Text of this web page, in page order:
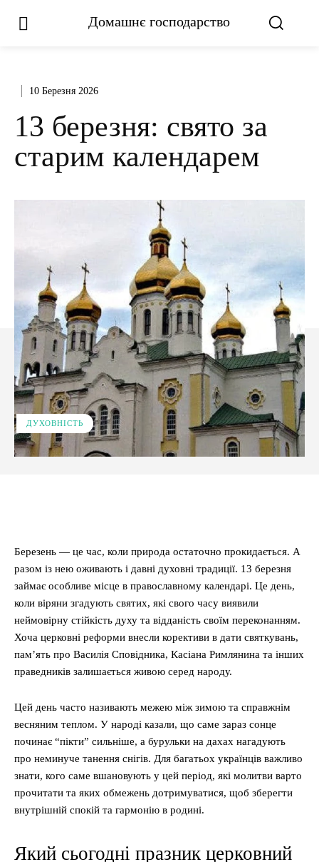
Домашнє господарство
10 Березня 2026
13 березня: свято за
старим календарем
ДУХОВНІСТЬ
Березень — це час, коли природа остаточно прокидається. А
разом із нею оживають і давні духовні традиції. 13 березня
займає особливе місце в православному календарі. Це день,
коли віряни згадують святих, які свого часу виявили
неймовірну стійкість духу та відданість своїм переконанням.
Хоча церковні реформи внесли корективи в дати святкувань,
пам’ять про Василія Сповідника, Касіана Римлянина та інших
праведників залишається живою серед народу.
Цей день часто називають межею між зимою та справжнім
весняним теплом. У народі казали, що саме зараз сонце
починає “пікти” сильніше, а бурульки на дахах нагадують
про неминуче танення снігів. Для багатьох українців важливо
знати, кого саме вшановують у цей період, які молитви варто
прочитати та яких обмежень дотримуватися, щоб зберегти
внутрішній спокій та гармонію в родині.
Який сьогодні празник церковний